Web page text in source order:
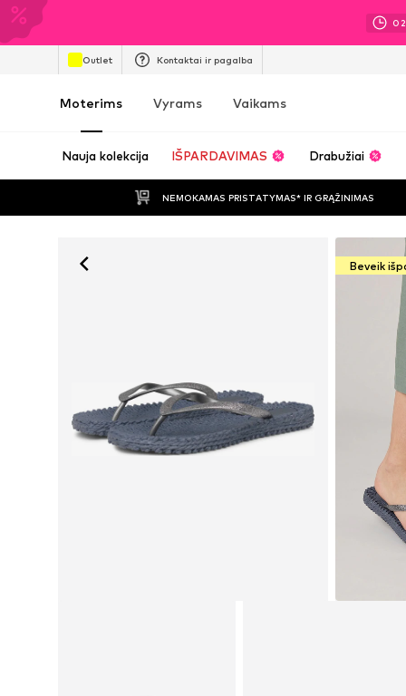
02
Outlet Kontaktai ir pagalba
Moterims Vyrams Vaikams
Nauja kolekcija IŠPARDAVIMAS Drabužiai
NEMOKAMAS PRISTATYMAS* IR GRĄŽINIMAS
Beveik